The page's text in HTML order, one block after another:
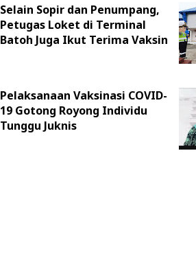
Selain Sopir dan Penumpang,
Petugas Loket di Terminal
Batoh Juga Ikut Terima Vaksin
Pelaksanaan Vaksinasi COVID-
19 Gotong Royong Individu
Tunggu Juknis